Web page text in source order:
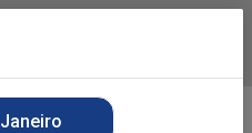
já o APP da Playvender